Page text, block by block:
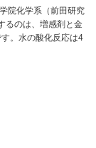
院化学系（前田研究
るのは、増感剤と金
。水の酸化反応は4